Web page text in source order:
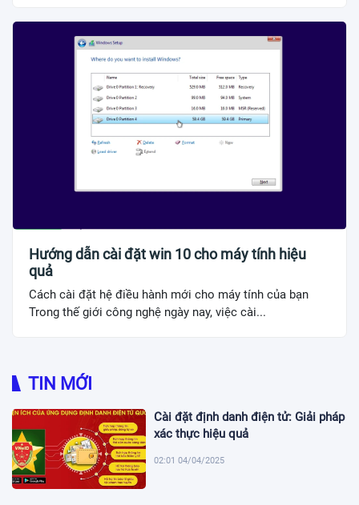
Hướng dẫn cài đặt win 10 cho máy tính hiệu
quả
Cách cài đặt hệ điều hành mới cho máy tính của bạn
Trong thế giới công nghệ ngày nay, việc cài...
TIN MỚI
Cài đặt định danh điện tử: Giải pháp
xác thực hiệu quả
02:01 04/04/2025